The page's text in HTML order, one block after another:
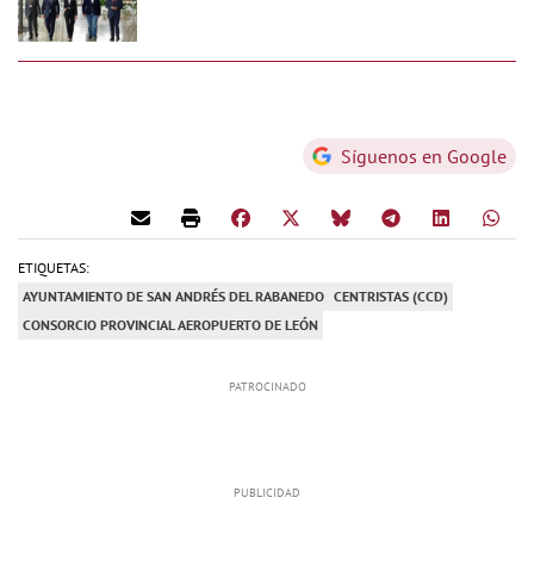
Síguenos en Google
ETIQUETAS:
AYUNTAMIENTO DE SAN ANDRÉS DEL RABANEDO CENTRISTAS (CCD)
CONSORCIO PROVINCIAL AEROPUERTO DE LEÓN